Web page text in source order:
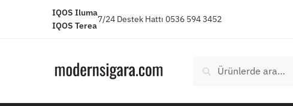
IQOS Iluma
IQOS Terea
7/24 Destek Hattı 0536 594 3452
Ara